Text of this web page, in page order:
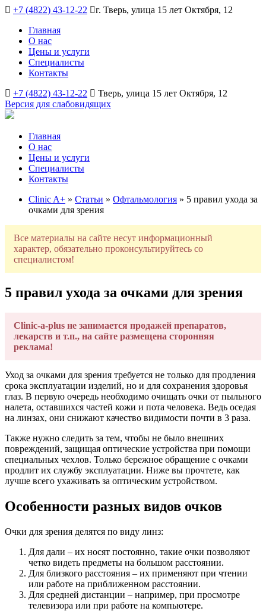
+7 (4822) 43-12-22
г. Тверь, улица 15 лет Октября, 12
Главная
О нас
Цены и услуги
Специалисты
Контакты
+7 (4822) 43-12-22
Тверь, улица 15 лет Октября, 12
Версия для слабовидящих
Главная
О нас
Цены и услуги
Специалисты
Контакты
Clinic A+ » Статьи » Офтальмология » 5 правил ухода за
очками для зрения
Все материалы на сайте несут информационный
характер, обязательно проконсультируйтесь со
специалистом!
5 правил ухода за очками для зрения
Clinic-a-plus не занимается продажей препаратов,
лекарств и т.п., на сайте размещена сторонняя
реклама!
Уход за очками для зрения требуется не только для продления
срока эксплуатации изделий, но и для сохранения здоровья
глаз. В первую очередь необходимо очищать очки от пыльного
налета, оставшихся частей кожи и пота человека. Ведь оседая
на линзах, они снижают качество видимости почти в 3 раза.
Также нужно следить за тем, чтобы не было внешних
повреждений, защищая оптические устройства при помощи
специальных чехлов. Только бережное обращение с очками
продлит их службу эксплуатации. Ниже вы прочтете, как
лучше всего ухаживать за оптическим устройством.
Особенности разных видов очков
Очки для зрения делятся по виду линз:
Для дали – их носят постоянно, такие очки позволяют
четко видеть предметы на большом расстоянии.
Для близкого расстояния – их применяют при чтении
или работе на приближенном расстоянии.
Для средней дистанции – например, при просмотре
телевизора или при работе на компьютере.